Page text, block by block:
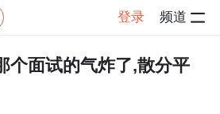
登录 频道
帖子详情
个面试的气炸了,散分平